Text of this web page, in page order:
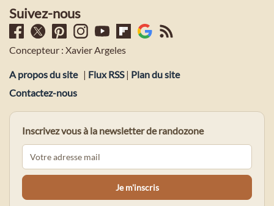
Suivez-nous
Concepteur : Xavier Argeles
A propos du site | Flux RSS| Plan du site
Contactez-nous
Inscrivez vous à la newsletter de randozone